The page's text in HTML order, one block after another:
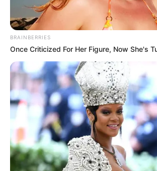
BRAINBERRIES
Once Criticized For Her Figure, Now She's